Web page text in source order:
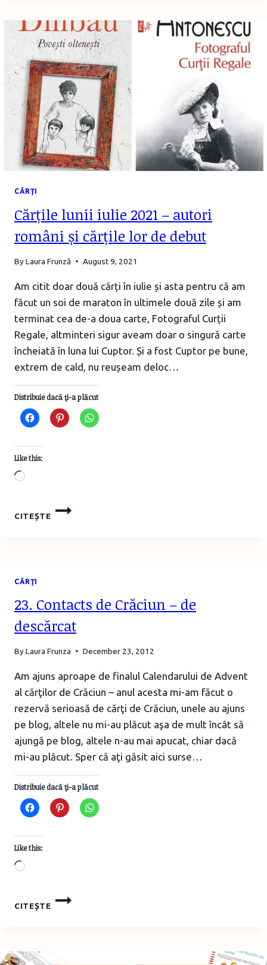
E
DODGE
CĂRŢI
Cărțile lunii iulie 2021 – autori
români și cărțile lor de debut
ByLaura Frunză August 9, 2021
Am citit doar două cărți în iulie și asta pentru că am
făcut un soi de maraton în ultimele două zile și am
terminat cea de-a doua carte, Fotograful Curții
Regale, altminteri sigur aveam doar o singură carte
încheiată în luna lui Cuptor. Și a fost Cuptor pe bune,
extrem de cald, nu reușeam deloc…
Distribuie dacă ţi-a plăcut
Like this:
Loading…
CITEȘTE
CĂRȚILE
LUNII
CĂRȚILE
DE
CĂRŢI
23. Contacts de Crăciun – de
descărcat
ByLaura Frunza December 23, 2012
Am ajuns aproape de finalul Calendarului de Advent
al cărţilor de Crăciun – anul acesta mi-am făcut o
rezervă serioasă de cărţi de Crăciun, unele au ajuns
pe blog, altele nu mi-au plăcut aşa de mult încât să
ajungă pe blog, altele n-au mai apucat, chiar dacă
mi-au plăcut. Sper că aţi găsit aici surse…
Distribuie dacă ţi-a plăcut
Like this:
Loading…
CITEȘTE
23.
CONTACTS